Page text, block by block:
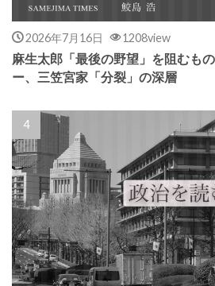
2026年7月16日 1208view
麻生太郎「最後の野望」を阻むも
ー、三笠宮家「分裂」の深層